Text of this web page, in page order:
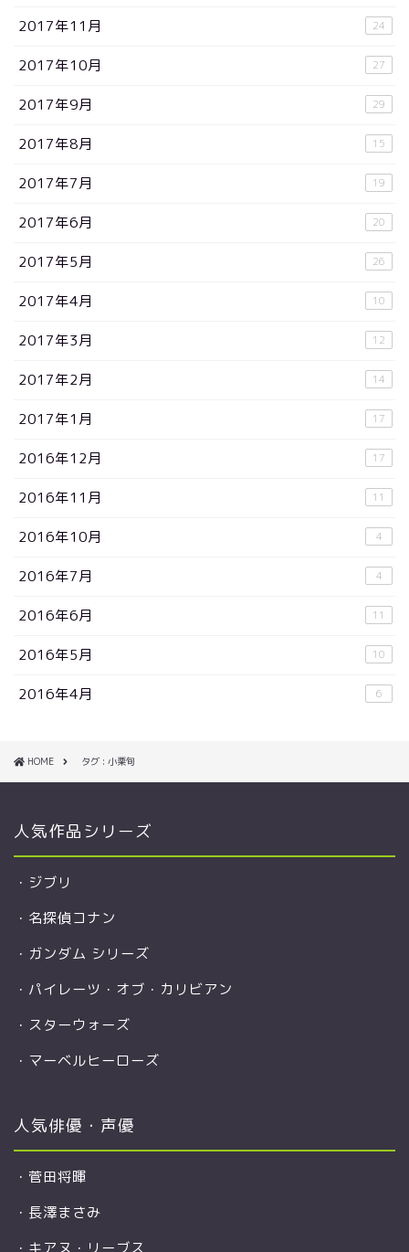
2017年11月 24
2017年10月 27
2017年9月 29
2017年8月 15
2017年7月 19
2017年6月 20
2017年5月 26
2017年4月 10
2017年3月 12
2017年2月 14
2017年1月 17
2016年12月 17
2016年11月 11
2016年10月 4
2016年7月 4
2016年6月 11
2016年5月 10
2016年4月 6
HOME タグ : 小栗旬
人気作品シリーズ
・ ジブリ
・ 名探偵コナン
・ ガンダム シリーズ
・ パイレーツ・オブ・カリビアン
・ スターウォーズ
・ マーベルヒーローズ
人気俳優・声優
・ 菅田将暉
・ 長澤まさみ
・ キアヌ・リーブス